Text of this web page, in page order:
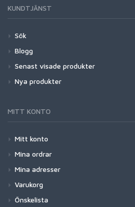
KUNDTJÄNST
Sök
Blogg
Senast visade produkter
Nya produkter
MITT KONTO
Mitt konto
Mina ordrar
Mina adresser
Varukorg
Önskelista